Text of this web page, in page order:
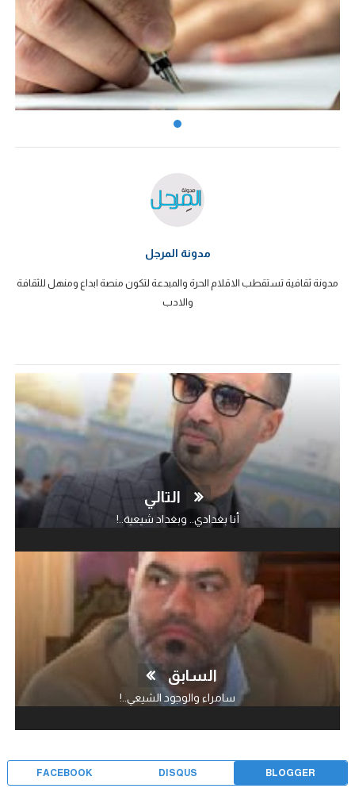
مدونة المرجل
مدونة ثقافية تستقطب الاقلام الحرة والمبدعة لتكون منصة ابداع ومنهل للثقافة
والادب
التالي
أنا بغدادي.. وبغداد شيعية..!
السابق
سامراء والوجود الشيعي..!
BLOGGER
DISQUS
FACEBOOK